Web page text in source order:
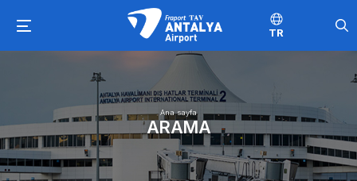
TR
Ana sayfa
ARAMA